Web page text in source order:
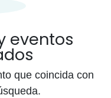
eventos
que coincida con